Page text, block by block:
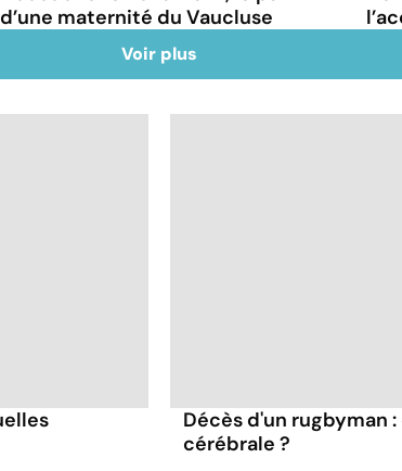
d’une maternité du Vaucluse
Voir plus
Décès d'un rugbyman
cérébrale ?